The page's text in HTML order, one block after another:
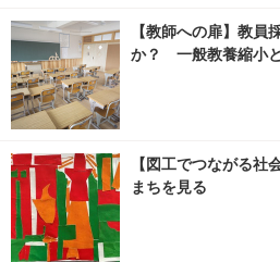
【教師への扉】教員
か？ 一般教養縮小
【図工でつながる社
まちを見る